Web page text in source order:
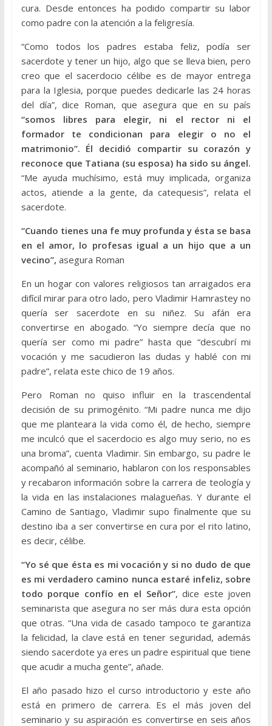
cura. Desde entonces ha podido compartir su labor
como padre con la atención a la feligresía.
“Como todos los padres estaba feliz, podía ser
sacerdote y tener un hijo, algo que se lleva bien, pero
creo que el sacerdocio célibe es de mayor entrega
para la Iglesia, porque puedes dedicarle las 24 horas
del día”, dice Roman, que asegura que en su país
“somos libres para elegir, ni el rector ni el
formador te condicionan para elegir o no el
matrimonio”. Él decidió compartir su corazón y
reconoce que Tatiana (su esposa) ha sido su ángel.
“Me ayuda muchísimo, está muy implicada, organiza
actos, atiende a la gente, da catequesis”, relata el
sacerdote.
“Cuando tienes una fe muy profunda y ésta se basa
en el amor, lo profesas igual a un hijo que a un
vecino”, asegura Roman
En un hogar con valores religiosos tan arraigados era
difícil mirar para otro lado, pero Vladimir Hamrastey no
quería ser sacerdote en su niñez. Su afán era
convertirse en abogado. “Yo siempre decía que no
quería ser como mi padre” hasta que “descubrí mi
vocación y me sacudieron las dudas y hablé con mi
padre”, relata este chico de 19 años.
Pero Roman no quiso influir en la trascendental
decisión de su primogénito. “Mi padre nunca me dijo
que me planteara la vida como él, de hecho, siempre
me inculcó que el sacerdocio es algo muy serio, no es
una broma”, cuenta Vladimir. Sin embargo, su padre le
acompañó al seminario, hablaron con los responsables
y recabaron información sobre la carrera de teología y
la vida en las instalaciones malagueñas. Y durante el
Camino de Santiago, Vladimir supo finalmente que su
destino iba a ser convertirse en cura por el rito latino,
es decir, célibe.
“Yo sé que ésta es mi vocación y si no dudo de que
es mi verdadero camino nunca estaré infeliz, sobre
todo porque confío en el Señor”, dice este joven
seminarista que asegura no ser más dura esta opción
que otras. “Una vida de casado tampoco te garantiza
la felicidad, la clave está en tener seguridad, además
siendo sacerdote ya eres un padre espiritual que tiene
que acudir a mucha gente”, añade.
El año pasado hizo el curso introductorio y este año
está en primero de carrera. Es el más joven del
seminario y su aspiración es convertirse en seis años